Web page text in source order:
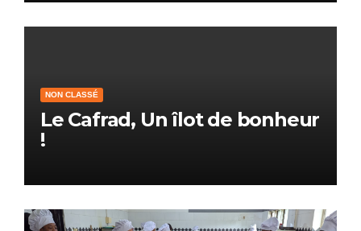
NON CLASSÉ
Le Cafrad, Un îlot de bonheur
!